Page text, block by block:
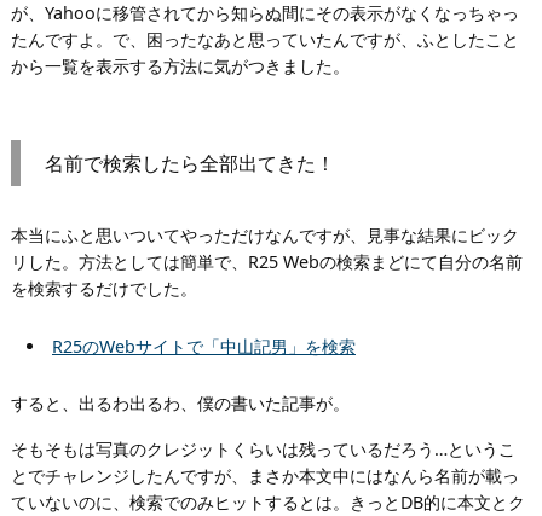
が、Yahooに移管されてから知らぬ間にその表示がなくなっちゃっ
たんですよ。で、困ったなあと思っていたんですが、ふとしたこと
から一覧を表示する方法に気がつきました。
名前で検索したら全部出てきた！
本当にふと思いついてやっただけなんですが、見事な結果にビック
リした。方法としては簡単で、R25 Webの検索まどにて自分の名前
を検索するだけでした。
R25のWebサイトで「中山記男」を検索
すると、出るわ出るわ、僕の書いた記事が。
そもそもは写真のクレジットくらいは残っているだろう…というこ
とでチャレンジしたんですが、まさか本文中にはなんら名前が載っ
ていないのに、検索でのみヒットするとは。きっとDB的に本文とク